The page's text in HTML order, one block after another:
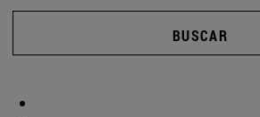
BUSCAR